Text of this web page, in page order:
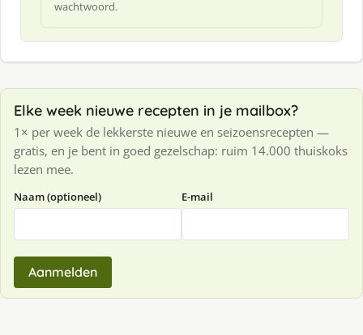
wachtwoord.
Elke week nieuwe recepten in je mailbox?
1× per week de lekkerste nieuwe en seizoensrecepten —
gratis, en je bent in goed gezelschap: ruim 14.000 thuiskoks
lezen mee.
Naam (optioneel) E-mail
Aanmelden